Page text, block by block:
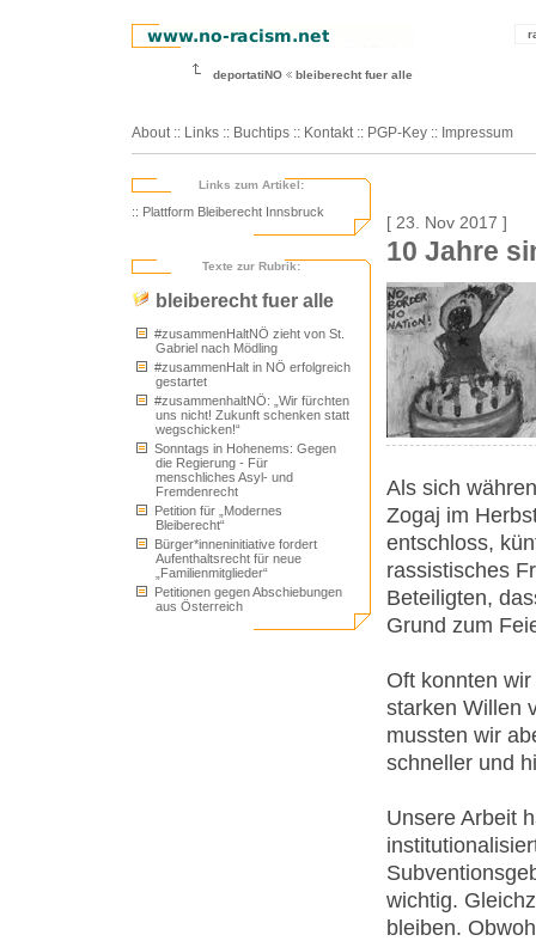
deportatiNO bleiberecht fuer alle
About :: Links :: Buchtips :: Kontakt :: PGP-Key :: Impressum
Links zum Artikel:
:: Plattform Bleiberecht Innsbruck
Texte zur Rubrik:
bleiberecht fuer alle
#zusammenHaltNÖ zieht von St.
Gabriel nach Mödling
#zusammenHalt in NÖ erfolgreich
gestartet
#zusammenhaltNÖ: „Wir fürchten
uns nicht! Zukunft schenken statt
wegschicken!“
Sonntags in Hohenems: Gegen
die Regierung - Für
menschliches Asyl- und
Fremdenrecht
Petition für „Modernes
Bleiberecht“
Bürger*inneninitiative fordert
Aufenthaltsrecht für neue
„Familienmitglieder“
Petitionen gegen Abschiebungen
aus Österreich
[ 23. Nov 2017 ]
10 Jahre
Als sich
Zogaj im
entschloss,
rassistisches
Beteiligten,
Grund zum
Oft konnten
starken Willen
mussten wir
schneller und
Unsere Arbeit
wichtig.
bleiben.